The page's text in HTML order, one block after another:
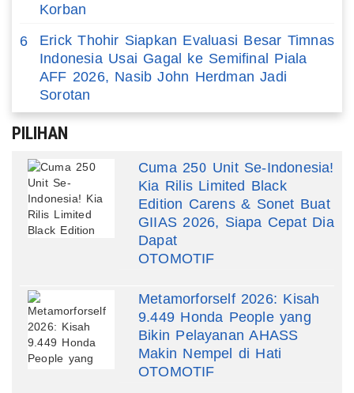
Korban
6
Erick Thohir Siapkan Evaluasi Besar Timnas
Indonesia Usai Gagal ke Semifinal Piala
AFF 2026, Nasib John Herdman Jadi
Sorotan
PILIHAN
Cuma 250 Unit Se-Indonesia!
Kia Rilis Limited Black
Edition Carens & Sonet Buat
GIIAS 2026, Siapa Cepat Dia
Dapat
OTOMOTIF
Metamorforself 2026: Kisah
9.449 Honda People yang
Bikin Pelayanan AHASS
Makin Nempel di Hati
OTOMOTIF